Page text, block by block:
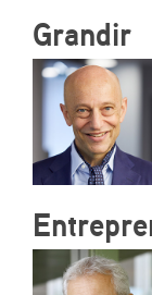
Grandir